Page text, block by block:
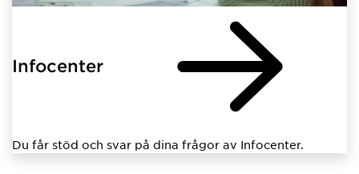
Infocenter
Du får stöd och svar på dina frågor av Infocenter.